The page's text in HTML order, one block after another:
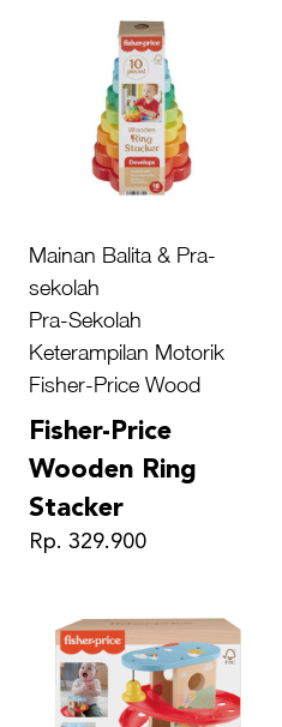
Mainan Balita & Pra-
sekolah
Pra-Sekolah
Keterampilan Motorik
Fisher-Price Wood
Fisher-Price
Wooden Ring
Stacker
Rp. 329.900